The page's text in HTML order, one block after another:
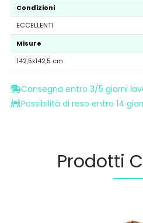
Condizioni
ECCELLENTI
Misure
142,5x142,5 cm
Consegna entro 3/5 giorni
Possibilità di reso entro 14
Prodotti